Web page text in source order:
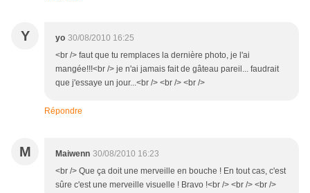
Y yo 30/08/2010 16:25
<br /> faut que tu remplaces la dernière photo, je l'ai
mangée!!!<br /> je n'ai jamais fait de gâteau pareil... faudrait
que j'essaye un jour...<br /> <br /> <br />
Répondre
M Maiwenn 30/08/2010 16:23
<br /> Que ça doit une merveille en bouche ! En tout cas, c'est
sûre c'est une merveille visuelle ! Bravo !<br /> <br /> <br />